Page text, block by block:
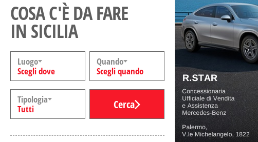
COSA C'È DA FARE
IN SICILIA
Luogo
Scegli dove
Quando
Scegli quando
Tipologia
Tutti
Cerca